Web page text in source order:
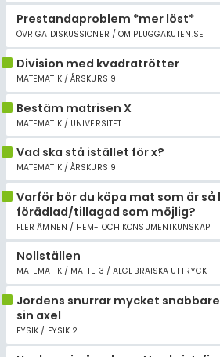
Prestandaproblem *mer löst*
ÖVRIGA DISKUSSIONER / OM PLUGGAKUTEN.SE
Division med kvadratrötter
MATEMATIK / ÅRSKURS 9
Bestäm matrisen X
MATEMATIK / UNIVERSITET
Vad ska stå istället för x?
MATEMATIK / ÅRSKURS 9
Varför bör du köpa mat som är så
förädlad/tillagad som möjlig?
FLER ÄMNEN / HEM- OCH KONSUMENTKUNSKAP
Nollställen
MATEMATIK / MATTE 3 / ALGEBRAISKA UTTRYCK
Jordens snurrar mycket
sin axel
FYSIK / FYSIK 2